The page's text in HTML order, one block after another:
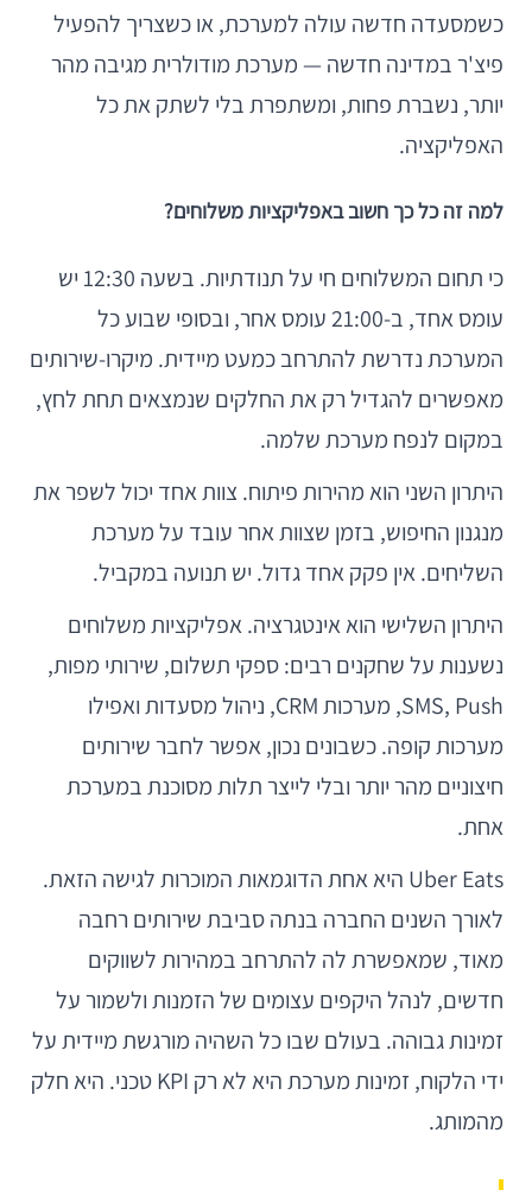
כשמסעדה חדשה עולה למערכת, או כשצריך להפעיל
פיצ'ר במדינה חדשה — מערכת מודולרית מגיבה מהר
יותר, נשברת פחות, ומשתפרת בלי לשתק את כל
האפליקציה.
למה זה כל כך חשוב באפליקציות משלוחים?
כי תחום המשלוחים חי על תנודתיות. בשעה 12:30 יש
עומס אחד, ב-21:00 עומס אחר, ובסופי שבוע כל
המערכת נדרשת להתרחב כמעט מיידית. מיקרו-שירותים
מאפשרים להגדיל רק את החלקים שנמצאים תחת לחץ,
במקום לנפח מערכת שלמה.
היתרון השני הוא מהירות פיתוח. צוות אחד יכול לשפר את
מנגנון החיפוש, בזמן שצוות אחר עובד על מערכת
השליחים. אין פקק אחד גדול. יש תנועה במקביל.
היתרון השלישי הוא אינטגרציה. אפליקציות משלוחים
נשענות על שחקנים רבים: ספקי תשלום, שירותי מפות,
SMS, Push, מערכות CRM, ניהול מסעדות ואפילו
מערכות קופה. כשבונים נכון, אפשר לחבר שירותים
חיצוניים מהר יותר ובלי לייצר תלות מסוכנת במערכת
אחת.
Uber Eats היא אחת הדוגמאות המוכרות לגישה הזאת.
לאורך השנים החברה בנתה סביבת שירותים רחבה
מאוד, שמאפשרת לה להתרחב במהירות לשווקים
חדשים, לנהל היקפים עצומים של הזמנות ולשמור על
זמינות גבוהה. בעולם שבו כל השהיה מורגשת מיידית על
ידי הלקוח, זמינות מערכת היא לא רק KPI טכני. היא חלק
מהמותג.